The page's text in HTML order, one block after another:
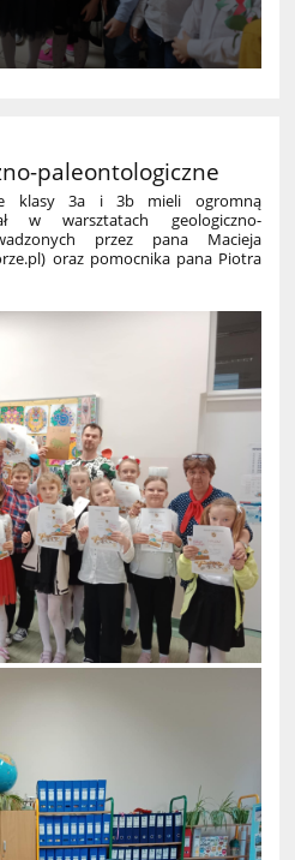
paleontologiczne
klasy 3a i 3b mieli ogromną
w warsztatach geologiczno-
przez pana Macieja
oraz pomocnika pana Piotra